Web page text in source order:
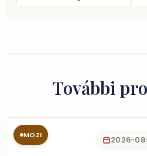
További
MOZI 2026-